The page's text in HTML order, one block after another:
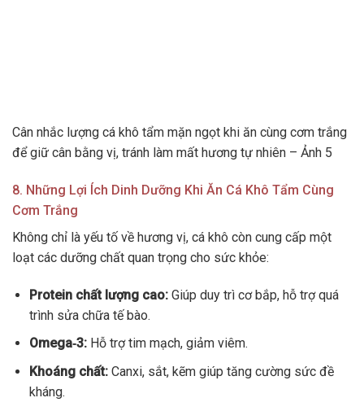
Cân nhắc lượng cá khô tẩm mặn ngọt khi ăn cùng cơm trắng
để giữ cân bằng vị, tránh làm mất hương tự nhiên – Ảnh 5
8. Những Lợi Ích Dinh Dưỡng Khi Ăn Cá Khô Tẩm Cùng
Cơm Trắng
Không chỉ là yếu tố về hương vị, cá khô còn cung cấp một
loạt các dưỡng chất quan trọng cho sức khỏe:
Protein chất lượng cao:Giúp duy trì cơ bắp, hỗ trợ quá
trình sửa chữa tế bào.
Omega‑3:Hỗ trợ tim mạch, giảm viêm.
Khoáng chất:Canxi, sắt, kẽm giúp tăng cường sức đề
kháng.